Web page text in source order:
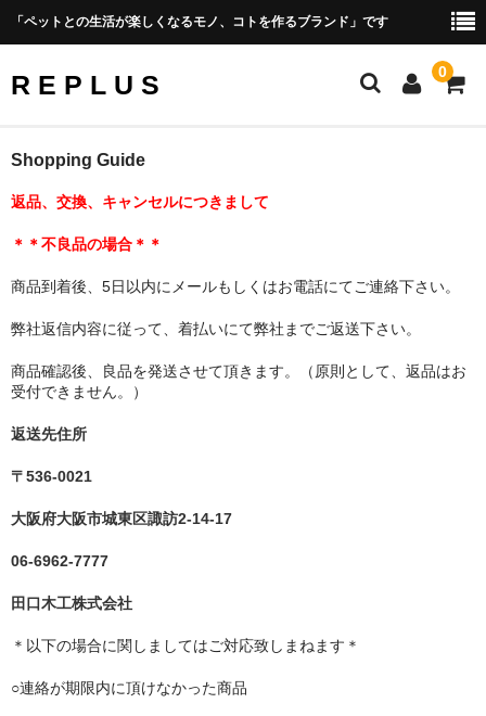
「ペットとの生活が楽しくなるモノ、コトを作るブランド」です
R E P L U S 0
Official Site
Amazon Shop Site
PRODUCT
Photo Gallery
CONCEPT
Shopping Guide
会社概要
Shopping Guide
返品、交換、キャンセルにつきまして
＊＊不良品の場合＊＊
商品到着後、5日以内にメールもしくはお電話にてご連絡下さい。
弊社返信内容に従って、着払いにて弊社までご返送下さい。
商品確認後、良品を発送させて頂きます。（原則として、返品はお
受付できません。）
返送先住所
〒536-0021
大阪府大阪市城東区諏訪2-14-17
06-6962-7777
田口木工株式会社
＊以下の場合に関しましてはご対応致しまねます＊
○連絡が期限内に頂けなかった商品